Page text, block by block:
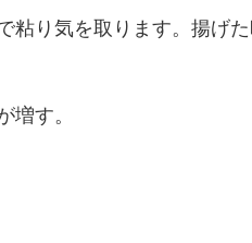
り気を取ります。揚げ
増す。